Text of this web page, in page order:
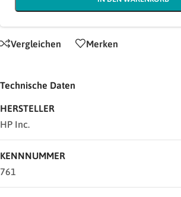
Vergleichen Merken
Technische Daten
HERSTELLER
HP Inc.
KENNNUMMER
761